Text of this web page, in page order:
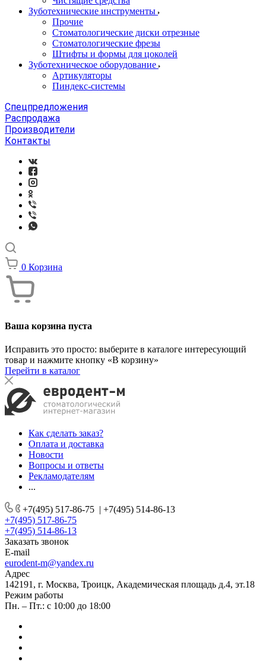
Зуботехнические инструменты
Прочие
Стоматологические диски отрезные
Стоматологические фрезы
Штифты и формы для цоколей
Зуботехническое оборудование
Артикуляторы
Пиндекс-системы
Спецпредложения
Распродажа
Производители
Контакты
0 Корзина
Ваша корзина пуста
Исправить это просто: выберите в каталоге интересующий
товар и нажмите кнопку «В корзину»
Перейти в каталог
Как сделать заказ?
Оплата и доставка
Новости
Вопросы и ответы
Рекламодателям
...
+7(495) 517-86-75 | +7(495) 514-86-13
+7(495) 517-86-75
+7(495) 514-86-13
Заказать звонок
E-mail
eurodent-m@yandex.ru
Адрес
142191, г. Москва, Троицк, Академическая площадь д.4, эт.18
Режим работы
Пн. – Пт.: с 10:00 до 18:00